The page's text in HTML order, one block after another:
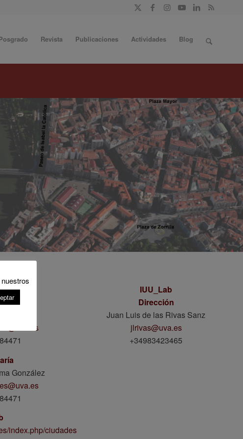
Revista Publicaciones Actividades Blog
González
index.php/ciudades
IUU_Lab
Dirección
Juan Luis de las Rivas Sanz
jlrivas@uva.es
+34983423465